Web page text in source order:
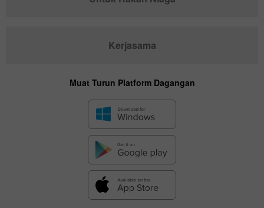
Kerjasama
Muat Turun Platform Dagangan